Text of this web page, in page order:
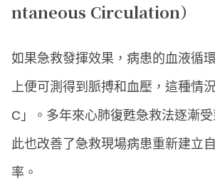
ntaneous Circulation）
如果急救發揮效果，病患的血液循
上便可測得到脈搏和血壓，這種情
C」。多年來心肺復甦急救法逐漸
此也改善了急救現場病患重新建立
率。